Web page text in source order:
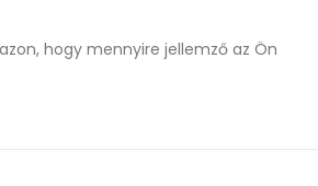
hogy mennyire jellemző az Ön